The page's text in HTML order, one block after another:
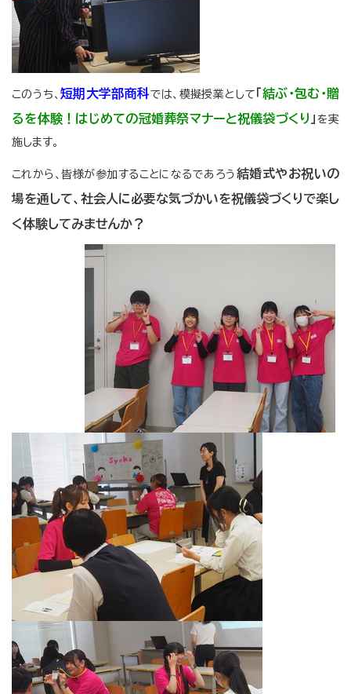
このうち、 短期大学部商科では、模擬授業として
結ぶ・包む・贈
るを体験！はじめての冠婚葬祭マナーと祝儀袋づくり 」 を実
施します。
これから、皆様が参加することになるであろう 結婚式やお祝いの
場を通して、社会人に必要な気づかいを祝儀袋づくりで楽し
く体験してみませんか？